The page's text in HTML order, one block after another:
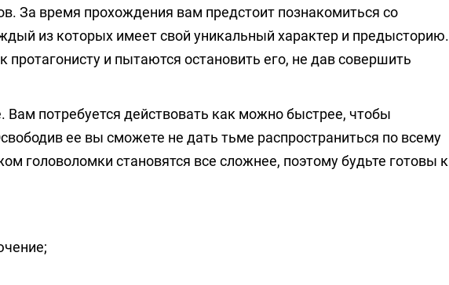
За время прохождения вам предстоит познакомиться со
из которых имеет свой уникальный характер и предысторию.
и пытаются остановить его, не дав совершить
потребуется действовать как можно быстрее, чтобы
ее вы сможете не дать тьме распространиться по всему
головоломки становятся все сложнее, поэтому будьте готовы к